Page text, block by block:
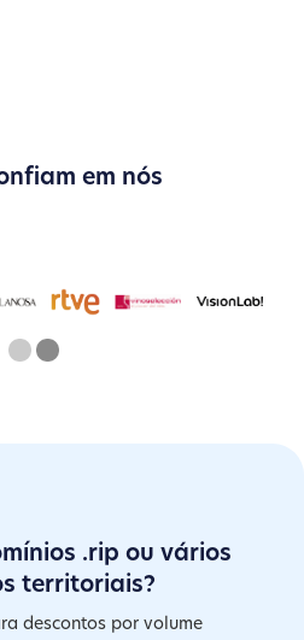
em nós
One
Current Slide
Two
.rip ou vários
territoriais?
descontos por volume